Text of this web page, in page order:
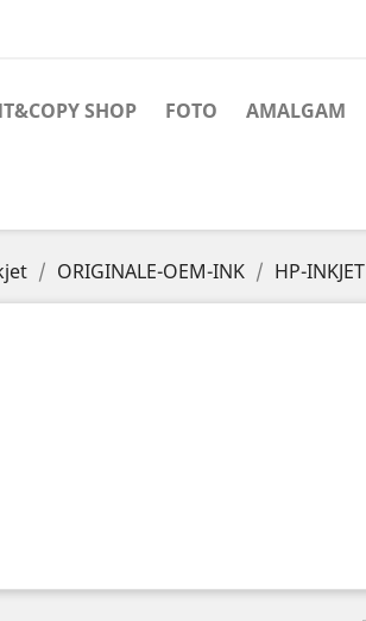
SHOP FOTO AMALGAM
ORIGINALE-OEM-INK HP-INKJET